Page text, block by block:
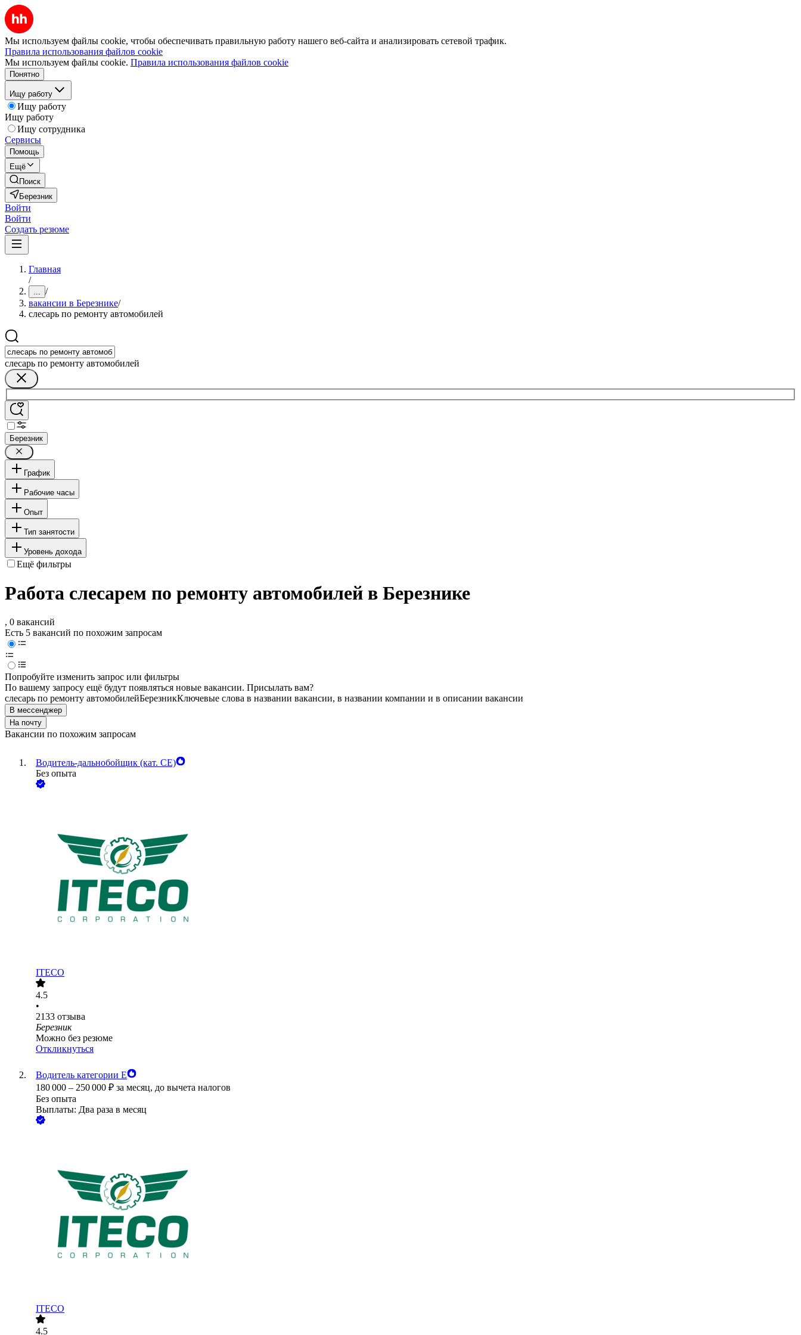
Мы используем файлы cookie, чтобы обеспечивать правильную работу нашего веб-сайта и анализировать сетевой трафик.
Правила использования файлов cookie
Мы используем файлы cookie. Правила использования файлов cookie
Понятно
Ищу работу
Ищу работу
Ищу работу
Ищу сотрудника
Сервисы
Помощь
Ещё
Поиск
Березник
Войти
Войти
Создать резюме
Главная
/
... /
вакансии в Березнике/
слесарь по ремонту автомобилей
слесарь по ремонту автомобилей
Березник
График
Рабочие часы
Опыт
Тип занятости
Уровень дохода
Ещё фильтры
Работа слесарем по ремонту автомобилей в Березнике
, 0 вакансий
Есть 5 вакансий по похожим запросам
Попробуйте изменить запрос или фильтры
По вашему запросу ещё будут появляться новые вакансии. Присылать вам?
слесарь по ремонту автомобилейБерезникКлючевые слова в названии вакансии, в названии компании и в описании вакансии
В мессенджер
На почту
Вакансии по похожим запросам
Водитель-дальнобойщик (кат. CE)
Без опыта
ITECO
4.5
•
2133 отзыва
Березник
Можно без резюме
Откликнуться
Водитель категории Е
180 000 – 250 000 ₽ за месяц, до вычета налогов
Без опыта
Выплаты: Два раза в месяц
ITECO
4.5